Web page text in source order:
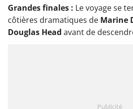
Grandes finales : Le voyage se
côtières dramatiques de Marine
Douglas Head avant de
Publicité